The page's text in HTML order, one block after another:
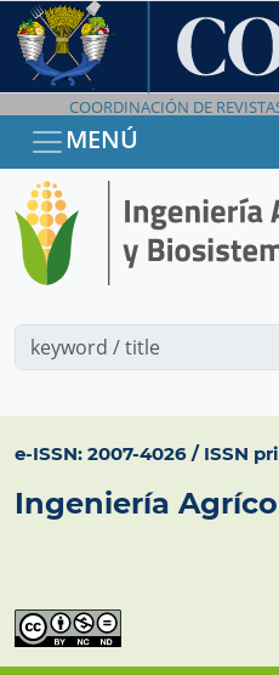
COORDINACIÓN DE
MENÚ
e-ISSN: 2007-4026 / ISSN
Ingeniería